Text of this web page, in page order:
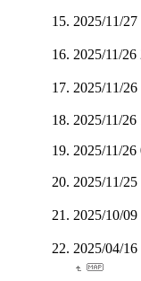
2025/11/
2025/11/26
2025/11/
2025/11/26
2025/11/26
2025/11/
2025/10/
2025/04/